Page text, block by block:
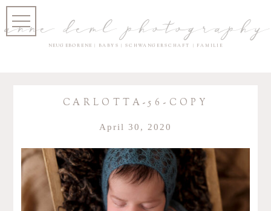
NEUGEBORENE | BABYS | SCHWANGERSCHAFT | FAMILIE
anne deml photography
CARLOTTA-56-COPY
April 30, 2020